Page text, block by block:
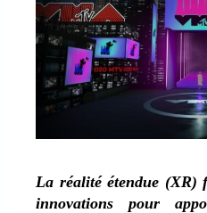
La réalité étendue (XR)
innovations pour